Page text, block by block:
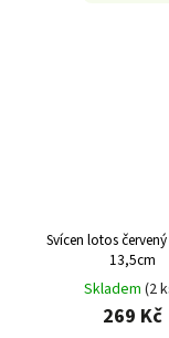
Svícen lotos
13,5cm
Skladem (2
269 Kč